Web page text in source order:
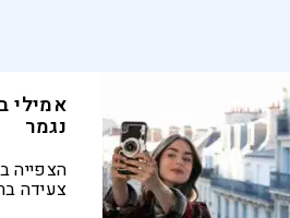
אמילי
נגמר
הצפייה
צעידה